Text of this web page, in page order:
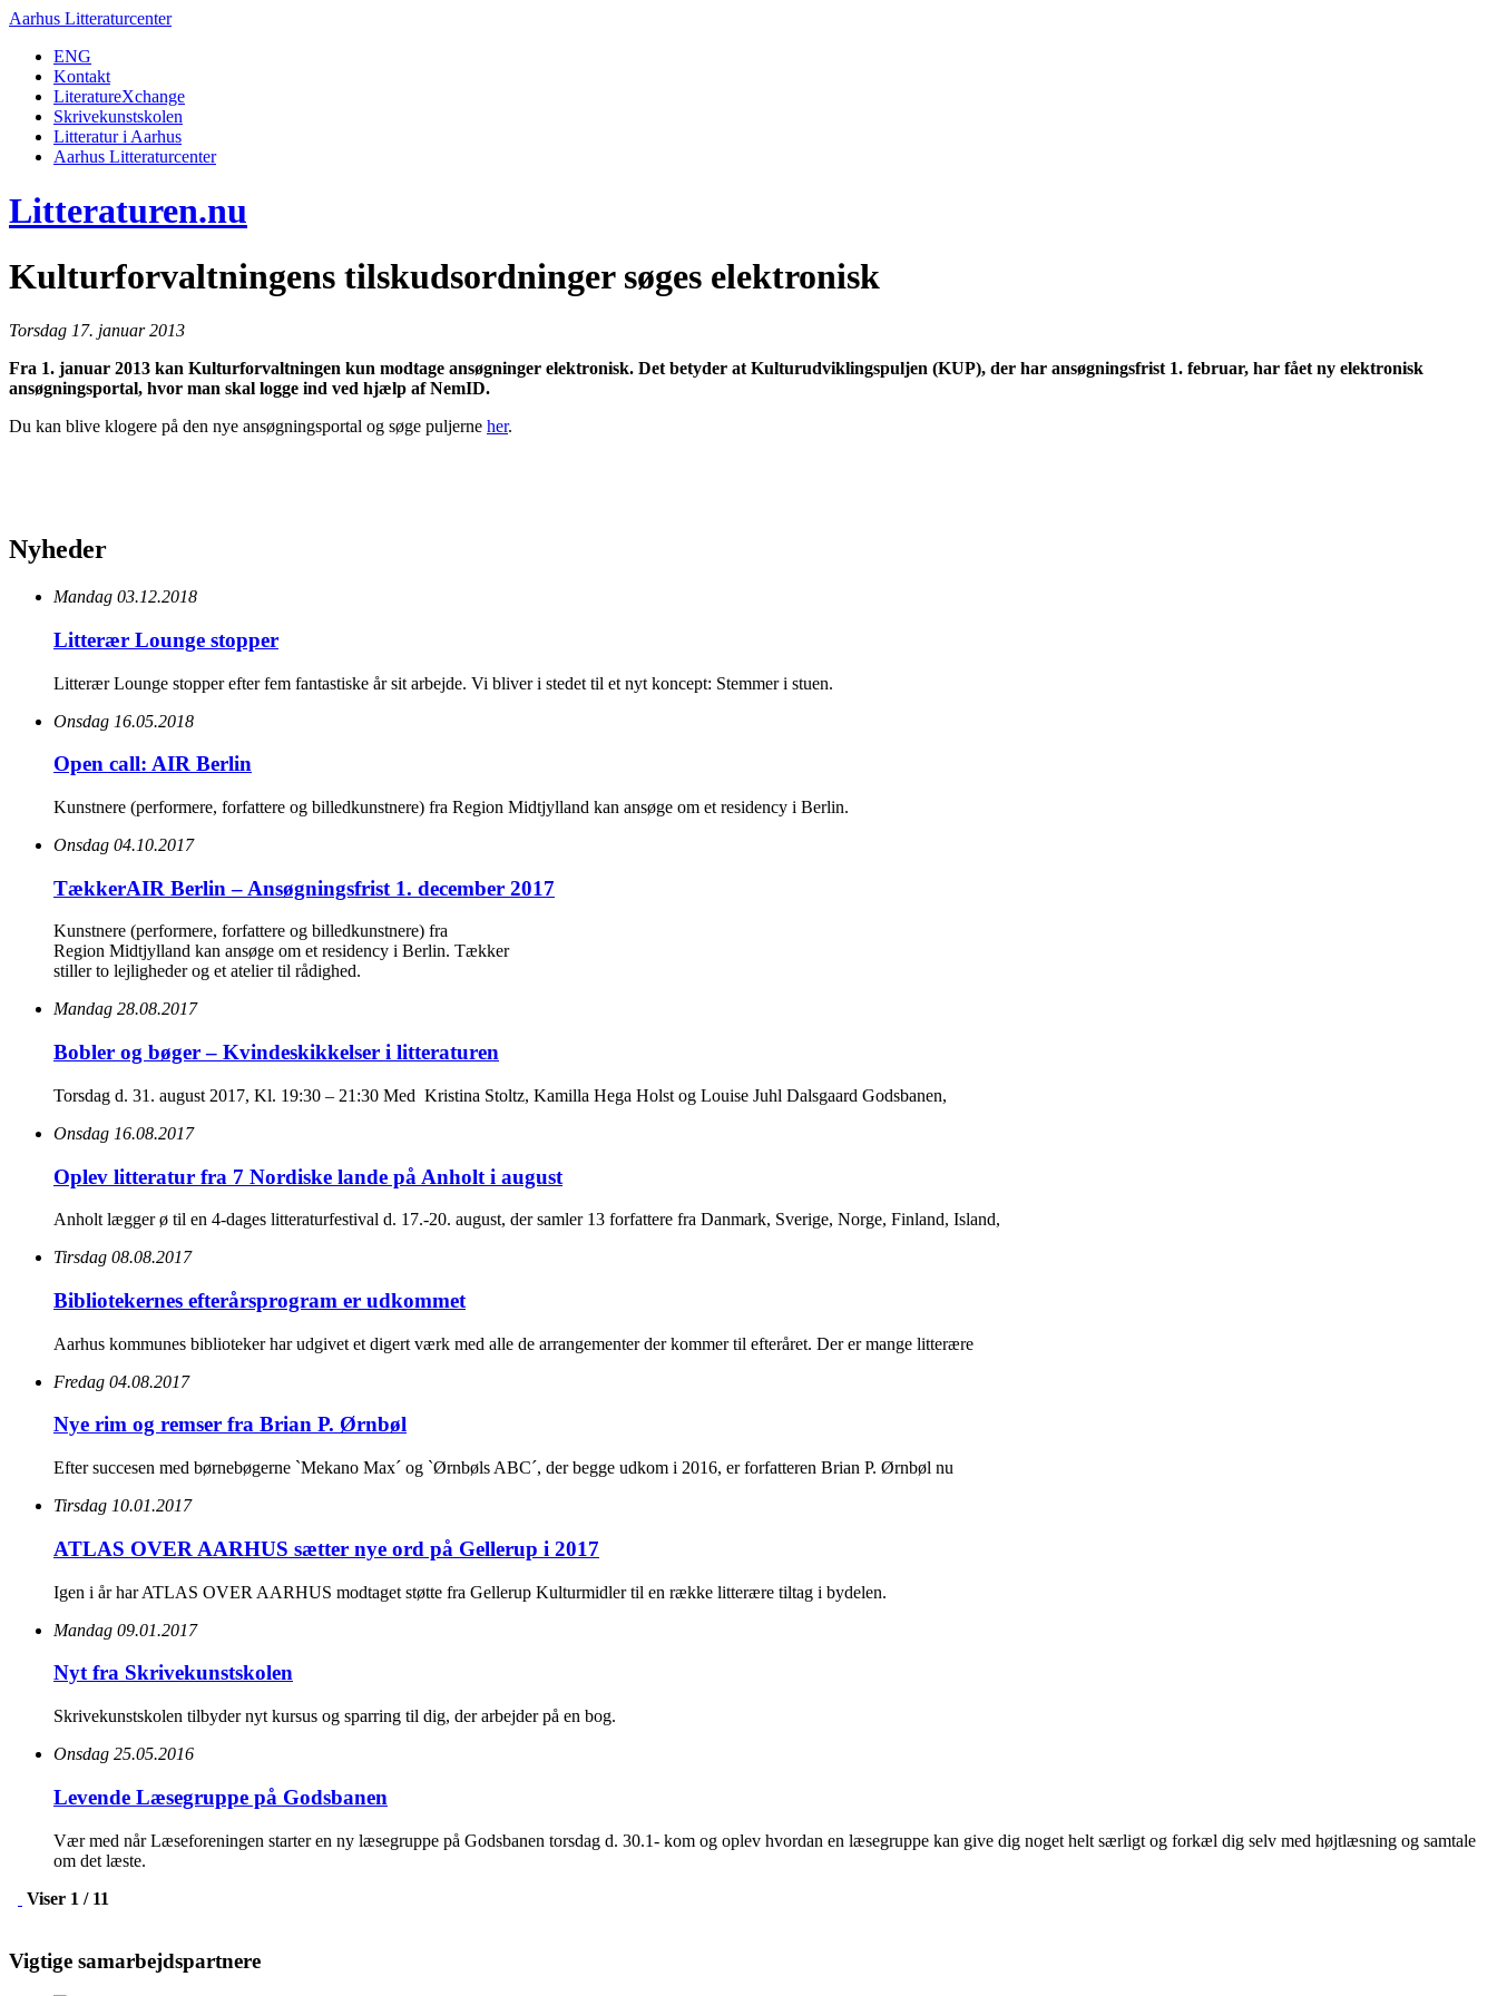
Aarhus Litteraturcenter
ENG
Kontakt
LiteratureXchange
Skrivekunstskolen
Litteratur i Aarhus
Aarhus Litteraturcenter
Litteraturen.nu
Kulturforvaltningens tilskudsordninger søges elektronisk
Torsdag 17. januar 2013
Fra 1. januar 2013 kan Kulturforvaltningen kun modtage ansøgninger elektronisk. Det betyder at Kulturudviklingspuljen (KUP), der har ansøgningsfrist 1. februar, har fået ny elektronisk
ansøgningsportal, hvor man skal logge ind ved hjælp af NemID.
Du kan blive klogere på den nye ansøgningsportal og søge puljerne her.
Nyheder
Mandag 03.12.2018
Litterær Lounge stopper
Litterær Lounge stopper efter fem fantastiske år sit arbejde. Vi bliver i stedet til et nyt koncept: Stemmer i stuen.
Onsdag 16.05.2018
Open call: AIR Berlin
Kunstnere (performere, forfattere og billedkunstnere) fra Region Midtjylland kan ansøge om et residency i Berlin.
Onsdag 04.10.2017
TækkerAIR Berlin – Ansøgningsfrist 1. december 2017
Kunstnere (performere, forfattere og billedkunstnere) fra
Region Midtjylland kan ansøge om et residency i Berlin. Tækker
stiller to lejligheder og et atelier til rådighed.
Mandag 28.08.2017
Bobler og bøger – Kvindeskikkelser i litteraturen
Torsdag d. 31. august 2017, Kl. 19:30 – 21:30 Med Kristina Stoltz, Kamilla Hega Holst og Louise Juhl Dalsgaard Godsbanen,
Onsdag 16.08.2017
Oplev litteratur fra 7 Nordiske lande på Anholt i august
Anholt lægger ø til en 4-dages litteraturfestival d. 17.-20. august, der samler 13 forfattere fra Danmark, Sverige, Norge, Finland, Island,
Tirsdag 08.08.2017
Bibliotekernes efterårsprogram er udkommet
Aarhus kommunes biblioteker har udgivet et digert værk med alle de arrangementer der kommer til efteråret. Der er mange litterære
Fredag 04.08.2017
Nye rim og remser fra Brian P. Ørnbøl
Efter succesen med børnebøgerne `Mekano Max´ og `Ørnbøls ABC´, der begge udkom i 2016, er forfatteren Brian P. Ørnbøl nu
Tirsdag 10.01.2017
ATLAS OVER AARHUS sætter nye ord på Gellerup i 2017
Igen i år har ATLAS OVER AARHUS modtaget støtte fra Gellerup Kulturmidler til en række litterære tiltag i bydelen.
Mandag 09.01.2017
Nyt fra Skrivekunstskolen
Skrivekunstskolen tilbyder nyt kursus og sparring til dig, der arbejder på en bog.
Onsdag 25.05.2016
Levende Læsegruppe på Godsbanen
Vær med når Læseforeningen starter en ny læsegruppe på Godsbanen torsdag d. 30.1- kom og oplev hvordan en læsegruppe kan give dig noget helt særligt og forkæl dig selv med højtlæsning og samtale
om det læste.
Viser 1 / 11
Vigtige samarbejdspartnere